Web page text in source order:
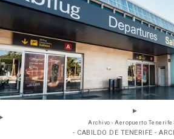
Archivo - Aeropuerto Tenerife
- CABILDO DE TENERIFE -